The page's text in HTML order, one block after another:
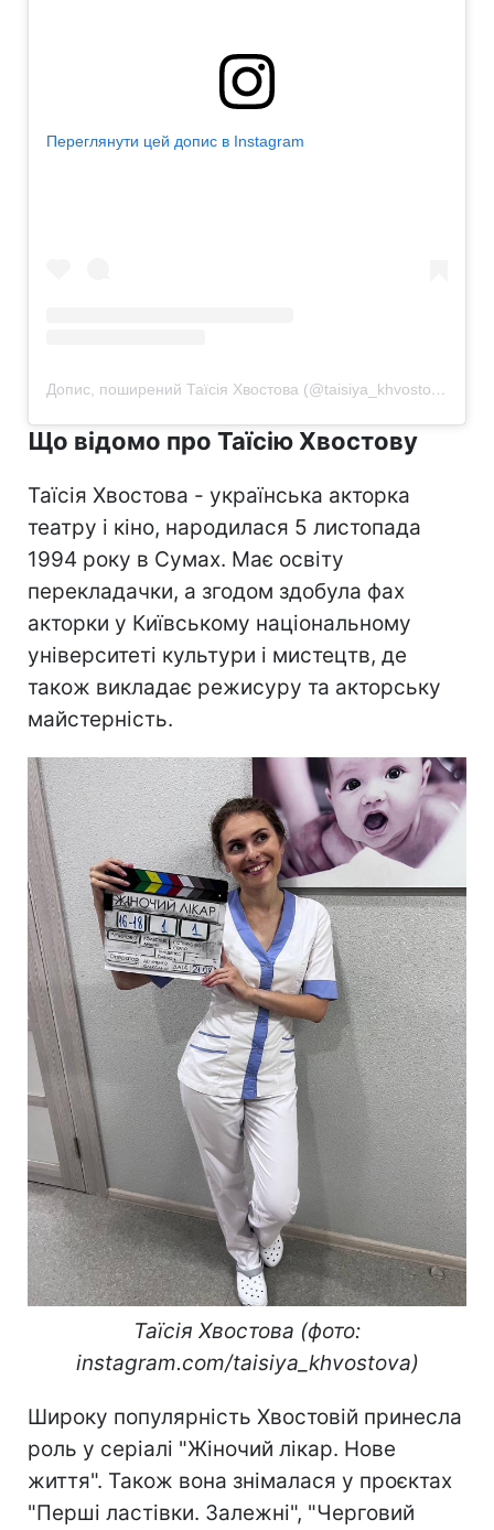
Переглянути цей допис в Instagram
Допис, поширений Таїсія Хвостова (@taisiya_khvostova)
Що відомо про Таїсію Хвостову
Таїсія Хвостова - українська акторка
театру і кіно, народилася 5 листопада
1994 року в Сумах. Має освіту
перекладачки, а згодом здобула фах
акторки у Київському національному
університеті культури і мистецтв, де
також викладає режисуру та акторську
майстерність.
Таїсія Хвостова (фото:
instagram.com/taisiya_khvostova)
Широку популярність Хвостовій принесла
роль у серіалі "Жіночий лікар. Нове
життя". Також вона знімалася у проєктах
"Перші ластівки. Залежні", "Черговий